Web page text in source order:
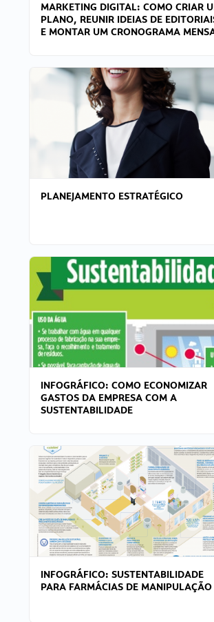
MARKETING DIGITAL: COMO CRIAR
PLANO, REUNIR IDEIAS DE
E MONTAR UM CRONOGRAMA
PLANEJAMENTO ESTRATÉGICO
INFOGRÁFICO: COMO ECONOMIZAR
GASTOS DA EMPRESA COM A
SUSTENTABILIDADE
INFOGRÁFICO: SUSTENTABILIDADE
PARA FARMÁCIAS DE MANIPULAÇÃO